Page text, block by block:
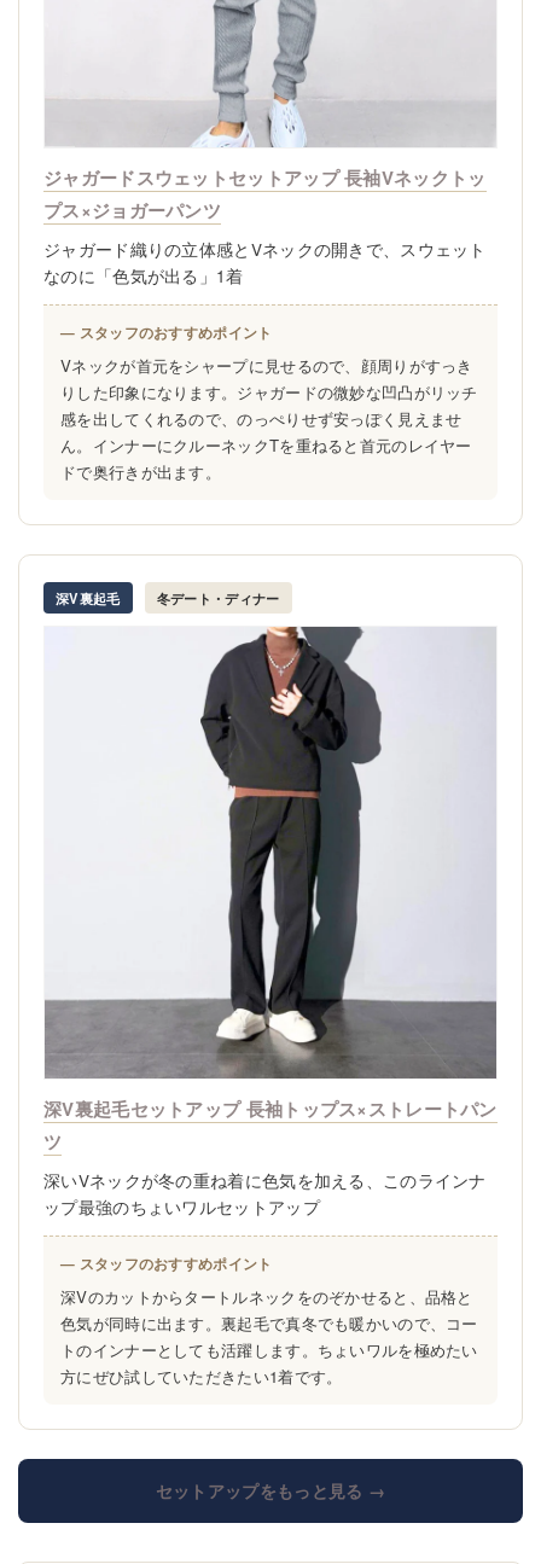
ジャガードスウェットセットアップ 長袖Vネックトッ
プス×ジョガーパンツ
ジャガード織りの立体感とVネックの開きで、スウェット
なのに「色気が出る」1着
— スタッフのおすすめポイント
Vネックが首元をシャープに見せるので、顔周りがすっき
りした印象になります。ジャガードの微妙な凹凸がリッチ
感を出してくれるので、のっぺりせず安っぽく見えませ
ん。インナーにクルーネックTを重ねると首元のレイヤー
ドで奥行きが出ます。
深V裏起毛 冬デート・ディナー
深V裏起毛セットアップ 長袖トップス×ストレートパン
ツ
深いVネックが冬の重ね着に色気を加える、このラインナ
ップ最強のちょいワルセットアップ
— スタッフのおすすめポイント
深Vのカットからタートルネックをのぞかせると、品格と
色気が同時に出ます。裏起毛で真冬でも暖かいので、コー
トのインナーとしても活躍します。ちょいワルを極めたい
方にぜひ試していただきたい1着です。
セットアップをもっと見る →